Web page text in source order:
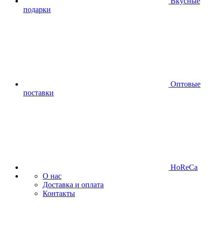
подарки
Оптовые
поставки
HoReCa
О нас
Доставка и оплата
Контакты